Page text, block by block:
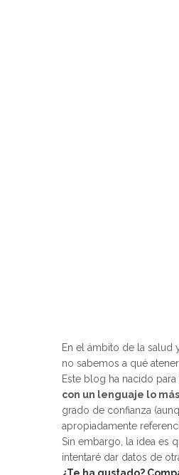
En el ámbito de la salud
no sabemos a qué
Este blog ha nacido
con un lenguaje lo
grado de confianza
apropiadamente
Sin embargo, la idea es
intentaré dar datos de